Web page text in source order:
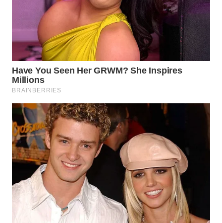
WAHANA
TANI
WAHANA
ADVOKAT
WAHANA
INFRASTRUKTUR
WAHANA
KONSUMEN
WAHANA
LISTRIK